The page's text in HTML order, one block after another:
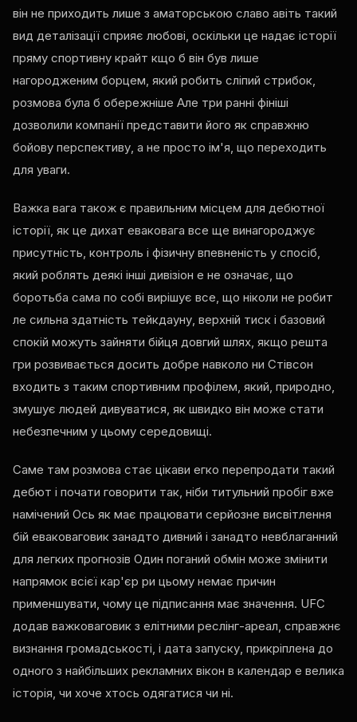
він не приходить лише з аматорською славо авіть такий
вид деталізації сприяє любові, оскільки це надає історії
пряму спортивну крайт кщо б він був лише
нагородженим борцем, який робить сліпий стрибок,
розмова була б обережніше Але три ранні фініші
дозволили компанії представити його як справжню
бойову перспективу, а не просто ім'я, що переходить
для уваги.
Важка вага також є правильним місцем для дебютної
історії, як це дихат еваковага все ще винагороджує
присутність, контроль і фізичну впевненість у спосіб,
який роблять деякі інші дивізіон е не означає, що
боротьба сама по собі вирішує все, що ніколи не робит
ле сильна здатність тейкдауну, верхній тиск і базовий
спокій можуть зайняти бійця довгий шлях, якщо решта
гри розвивається досить добре навколо ни Стівсон
входить з таким спортивним профілем, який, природно,
змушує людей дивуватися, як швидко він може стати
небезпечним у цьому середовищі.
Саме там розмова стає цікави егко перепродати такий
дебют і почати говорити так, ніби титульний пробіг вже
намічений Ось як має працювати серйозне висвітлення
бій еваковаговик занадто дивний і занадто невблаганний
для легких прогнозів Один поганий обмін може змінити
напрямок всієї кар'єр ри цьому немає причин
применшувати, чому це підписання має значення. UFC
додав важковаговик з елітними реслінг-ареал, справжнє
визнання громадськості, і дата запуску, прикріплена до
одного з найбільших рекламних вікон в календар е велика
історія, чи хоче хтось одягатися чи ні.